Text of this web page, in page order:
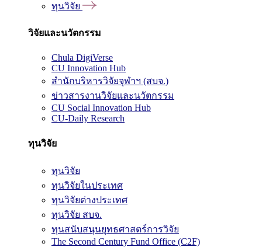
ทุนวิจัย
วิจัยและนวัตกรรม
Chula DigiVerse
CU Innovation Hub
สำนักบริหารวิจัยจุฬาฯ (สบจ.)
ข่าวสารงานวิจัยและนวัตกรรม
CU Social Innovation Hub
CU-Daily Research
ทุนวิจัย
ทุนวิจัย
ทุนวิจัยในประเทศ
ทุนวิจัยต่างประเทศ
ทุนวิจัย สบจ.
ทุนสนับสนุนยุทธศาสตร์การวิจัย
The Second Century Fund Office (C2F)